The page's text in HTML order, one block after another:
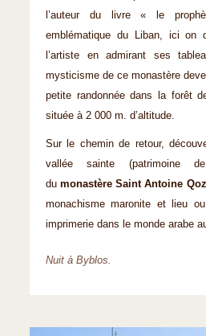
l’auteur du livre « le
emblématique du Liban, ici on
l’artiste en admirant ses
mysticisme de ce monastère
petite randonnée dans la forêt
située à 2 000 m. d’altitude.
Sur le chemin de retour,
vallée sainte (patrimoine
dumonastère Saint Antoine
monachisme maronite et lieu
imprimerie dans le monde arabe
Nuit à Byblos.